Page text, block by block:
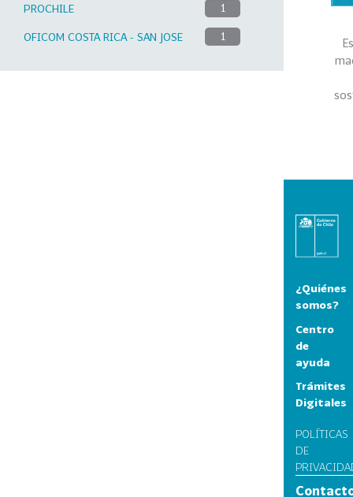
PROCHILE 1
OFICOM COSTA RICA - SAN JOSE 1
¿Quiénes
somos?
Centro
de
ayuda
Trámites
Digitales
POLÍTICAS
DE